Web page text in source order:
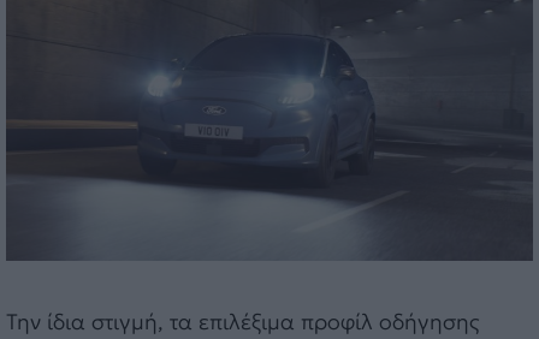
Την ίδια στιγμή, τα επιλέξιμα προφίλ οδήγησης